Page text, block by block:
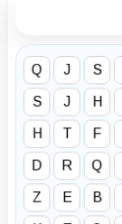
Q J S
S J H
H T F
D R Q
Z E B